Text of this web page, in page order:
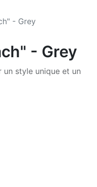
- Grey
- Grey
un style unique et un